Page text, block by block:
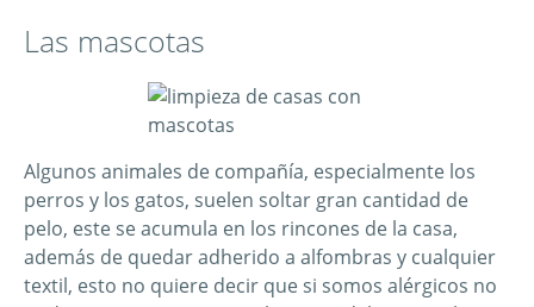
Las mascotas
Algunos animales de compañía, especialmente los
perros y los gatos, suelen soltar gran cantidad de
pelo, este se acumula en los rincones de la casa,
además de quedar adherido a alfombras y cualquier
textil, esto no quiere decir que si somos alérgicos no